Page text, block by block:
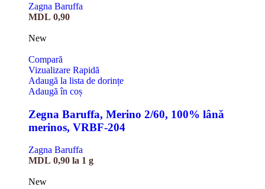
Zagna Baruffa
MDL 0,90
New
Compară
Vizualizare Rapidă
Adaugă la lista de dorințe
Adaugă în coș
Zegna Baruffa, Merino 2/60, 100% lână
merinos, VRBF-204
Zagna Baruffa
MDL 0,90 la 1 g
New